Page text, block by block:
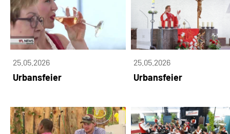
25.05.2026
Urbansfeier
25.05.2026
Urbansfeier